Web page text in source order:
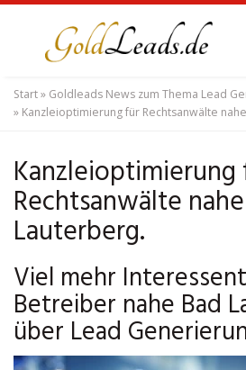
content
Start» Goldleads News zum Thema Lead
» Kanzleioptimierung für Rechtsanwälte
Rechtsanwälte
Lauterberg.
Viel mehr
Betreiber nahe Bad
über Lead